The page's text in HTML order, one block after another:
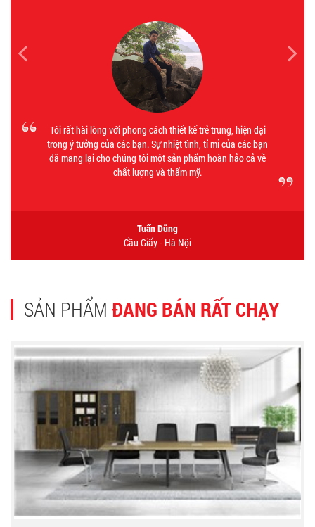
Tôi rất hài lòng với phong cách thiết kế trẻ trung, hiện đại
trong ý tưởng của các bạn. Sự nhiệt tình, tỉ mỉ của các bạn
đã mang lại cho chúng tôi một sản phẩm hoàn hảo cả về
chất lượng và thẩm mỹ.
Tuấn Dũng
Cầu Giấy - Hà Nội
SẢN PHẨM ĐANG BÁN RẤT CHẠY